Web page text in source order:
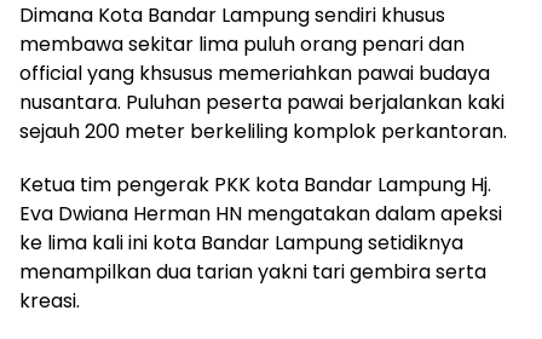
Dimana Kota Bandar Lampung sendiri khusus
membawa sekitar lima puluh orang penari dan
official yang khsusus memeriahkan pawai budaya
nusantara. Puluhan peserta pawai berjalankan kaki
sejauh 200 meter berkeliling komplok perkantoran.
Ketua tim pengerak PKK kota Bandar Lampung Hj.
Eva Dwiana Herman HN mengatakan dalam apeksi
ke lima kali ini kota Bandar Lampung setidiknya
menampilkan dua tarian yakni tari gembira serta
kreasi.